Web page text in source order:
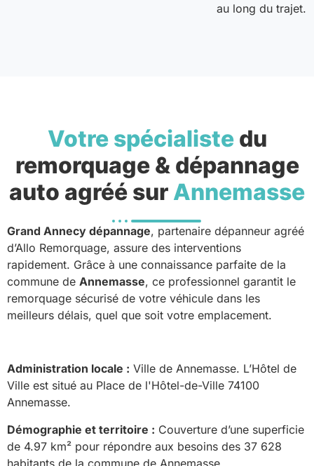
au long du trajet.
Votre spécialistedu
remorquage & dépannage
auto agréé sur Annemasse
Grand Annecy dépannage, partenaire dépanneur agréé
d’Allo Remorquage, assure des interventions
rapidement. Grâce à une connaissance parfaite de la
commune de Annemasse, ce professionnel garantit le
remorquage sécurisé de votre véhicule dans les
meilleurs délais, quel que soit votre emplacement.
Administration locale : Ville de Annemasse. L’Hôtel de
Ville est situé au Place de l'Hôtel-de-Ville 74100
Annemasse.
Démographie et territoire : Couverture d’une superficie
de 4.97 km² pour répondre aux besoins des 37 628
habitants de la commune de Annemasse.